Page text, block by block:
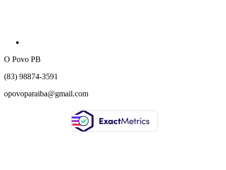
O Povo PB
(83) 98874-3591
opovoparaiba@gmail.com